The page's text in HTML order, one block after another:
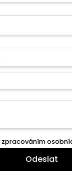
zpracováním
Odeslat